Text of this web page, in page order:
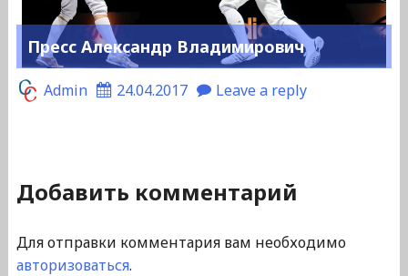
Пресс Александр Владимирович
Admin 24.04.2017 Leave a reply
Добавить комментарий
Для отправки комментария вам необходимо
авторизоваться.